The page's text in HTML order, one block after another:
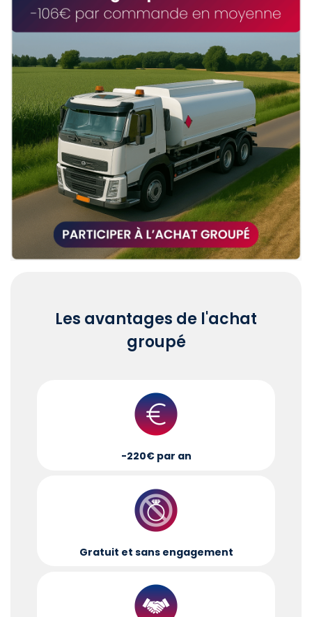
Les avantages de l'achat
groupé
-220€ par an
Gratuit et sans engagement